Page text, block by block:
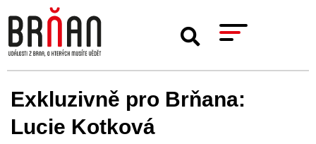
Exkluzivně pro Brňana:
Lucie Kotková